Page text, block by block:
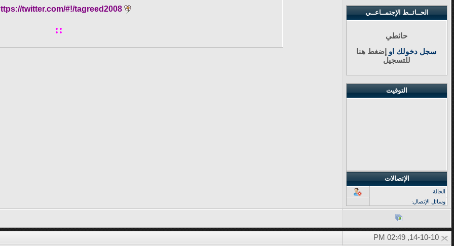
الحــائــط الإجتمــاعــي
حائطي
سجل دخولك او إضغط هنا
للتسجيل
التوقيت
الإتصالات
الحالة:
وسائل الإتصال:
twitter.com/#!/tagreed2008
::